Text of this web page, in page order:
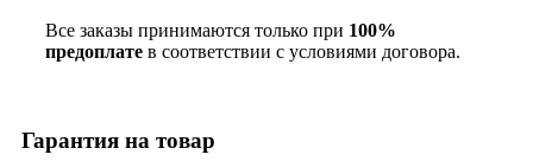
Все заказы принимаются только при 100%
предоплате в соответствии с условиями договора.
Гарантия на товар